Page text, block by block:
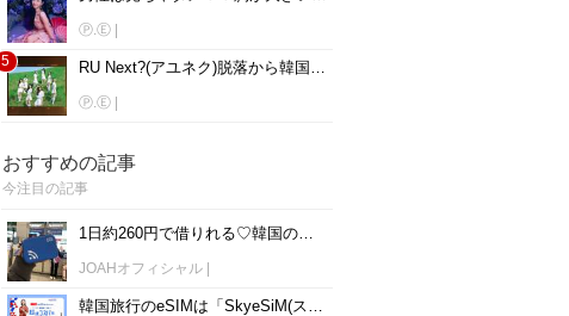
Ⓟ.Ⓔ|
5
RU Next?(アユネク)脱落から韓国アイドルになった5人は？
Ⓟ.Ⓔ|
おすすめの記事
今注目の記事
1日約260円で借りれる♡韓国のWiFiレンタルおすすめ「WiFi弁当(WiFi Dosirak)」
JOAHオフィシャル|
韓国旅行のeSIMは「SkyeSiM(スカイイーシム)」！1日単位で最安値380円から利用可能！